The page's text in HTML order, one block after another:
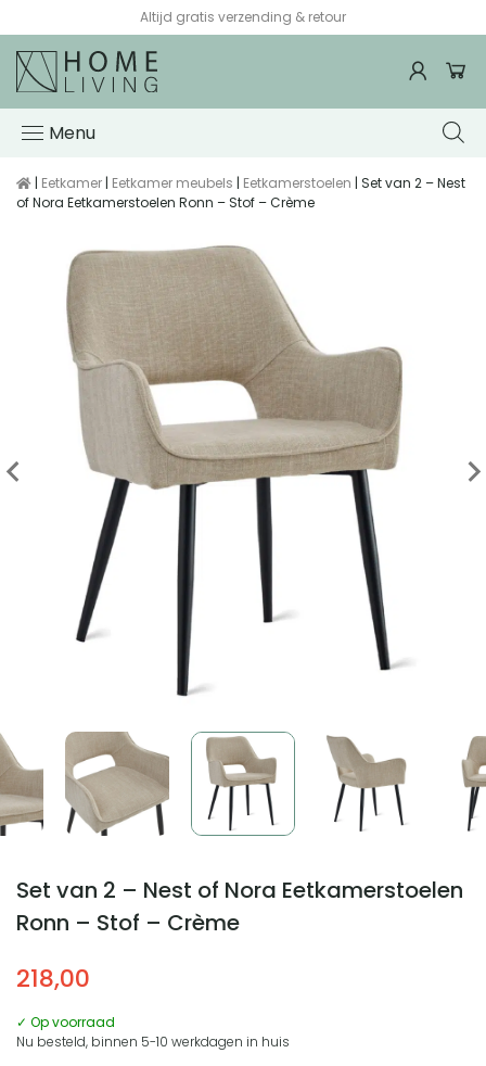
Altijd gratis verzending & retour
Menu
| Eetkamer | Eetkamer meubels | Eetkamerstoelen | Set van 2 – Nest
of Nora Eetkamerstoelen Ronn – Stof – Crème
Set van 2 – Nest of Nora Eetkamerstoelen
Ronn – Stof – Crème
218,00
✓ Op voorraad
Nu besteld, binnen 5-10 werkdagen in huis